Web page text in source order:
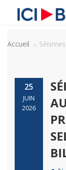
Accueil
25
JUIN
2026